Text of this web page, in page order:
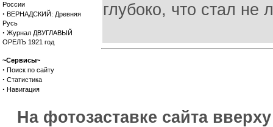
России
· ВЕРНАДСКИЙ: Древняя
Русь
· Журнал ДВУГЛАВЫЙ
ОРЕЛЪ 1921 год
~Сервисы~
· Поиск по сайту
· Статистика
· Навигация
глубоко, что стал не
На фотозаставке сайта